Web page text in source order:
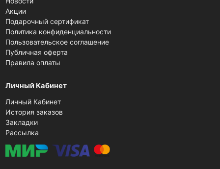
Акции
Подарочный сертификат
Политика конфиденциальности
Пользовательское соглашение
Публичная оферта
Правила оплаты
Личный Кабинет
Личный Кабинет
История заказов
Закладки
Рассылка